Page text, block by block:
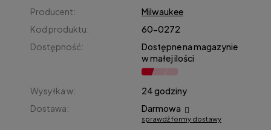
Producent:
Milwaukee
Kod produktu:
60-0272
Dostępność:
Dostępne na magazynie
w małej ilości
Wysyłka w:
24 godziny
Dostawa:
Darmowa
Cena nie zawiera ewentualnych kosztów płatności
sprawdź formy dostawy